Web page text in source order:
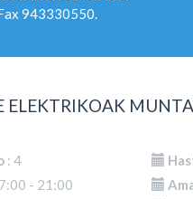
943330550.
ELEKTRIKOAK
: 4
- 21:00